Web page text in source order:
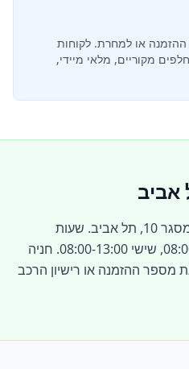
או למחרת. לקוחות
עסקים. חלפים מקוריים, מלאי מיידי,
אביב
איסוף עצמי מהמחסן: רחוב המסגר 10, תל אביב. שעות
פעילות: ראשון-חמישי 08:00-17:00, שישי 08:00-13:00. חניה
מספר ההזמנה או רישיון הרכב